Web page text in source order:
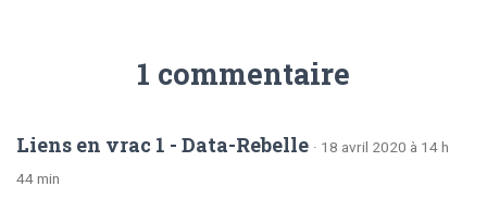
1 commentaire
Liens en vrac 1 - Data-Rebelle · 18 avril 2020 à 14 h
44 min